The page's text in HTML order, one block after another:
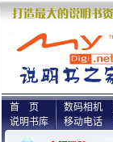
首 页
说明书库
数码相机
移动电话